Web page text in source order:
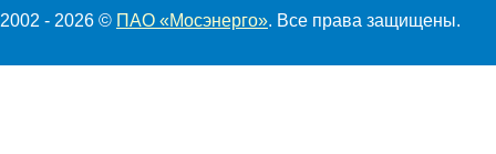
2002 - 2026 © ПАО «Мосэнерго». Все права защищены.